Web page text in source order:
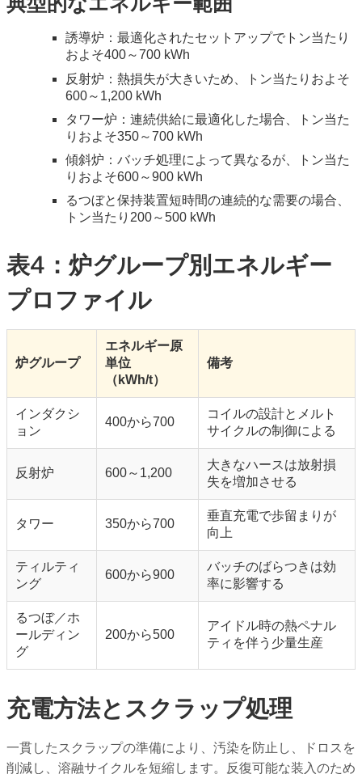
誘導炉：最適化されたセットアップでトン当たり
およそ400～700 kWh
反射炉：熱損失が大きいため、トン当たりおよそ
600～1,200 kWh
タワー炉：連続供給に最適化した場合、トン当た
りおよそ350～700 kWh
傾斜炉：バッチ処理によって異なるが、トン当た
りおよそ600～900 kWh
るつぼと保持装置短時間の連続的な需要の場合、
トン当たり200～500 kWh
表4：炉グループ別エネルギー
プロファイル
炉グループ
エネルギー原
単位
（kWh/t）
備考
インダクシ
ョン
400から700
コイルの設計とメルト
サイクルの制御による
反射炉 600～1,200
大きなハースは放射損
失を増加させる
タワー 350から700
垂直充電で歩留まりが
向上
ティルティ
ング
600から900
バッチのばらつきは効
率に影響する
るつぼ／ホ
ールディン
グ
200から500
アイドル時の熱ペナル
ティを伴う少量生産
充電方法とスクラップ処理
一貫したスクラップの準備により、汚染を防止し、ドロスを
削減し、溶融サイクルを短縮します。反復可能な装入のため